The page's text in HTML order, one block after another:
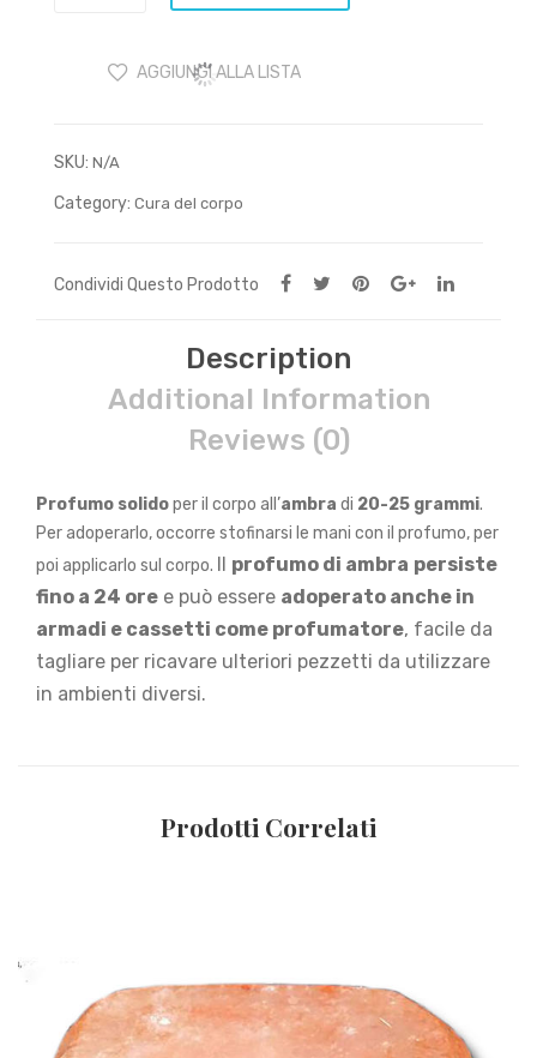
AGGIUNGI ALLA LISTA
SKU: N/A
Category: Cura del corpo
Condividi Questo Prodotto
Description
Additional Information
Reviews (0)
Profumo solidoper il corpo all’ambra di 20-25 grammi.
Per adoperarlo, occorre stofinarsi le mani con il profumo, per
poi applicarlo sul corpo. Il profumo di ambra persiste
fino a 24 ore e può essere adoperato anche in
armadi e cassetti come profumatore, facile da
tagliare per ricavare ulteriori pezzetti da utilizzare
in ambienti diversi.
Prodotti Correlati